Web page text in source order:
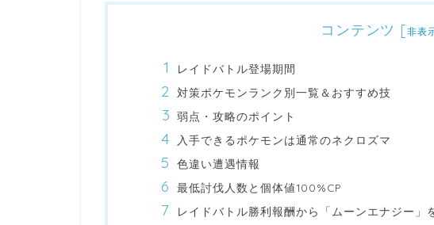
コンテンツ [非表
レイドバトル登場期間
対策ポケモンランク別一覧＆おすすめ技
弱点・攻略のポイント
入手できるポケモンは通常のネクロズマ
色違い遭遇情報
最低討伐人数と個体値100%CP
レイドバトル勝利報酬から「ムーンエナジー」